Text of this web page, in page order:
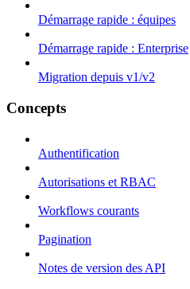
Démarrage rapide : équipes
Démarrage rapide : Enterprise
Migration depuis v1/v2
Concepts
Authentification
Autorisations et RBAC
Workflows courants
Pagination
Notes de version des API